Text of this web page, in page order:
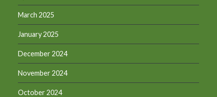
March 2025
January 2025
December 2024
November 2024
October 2024